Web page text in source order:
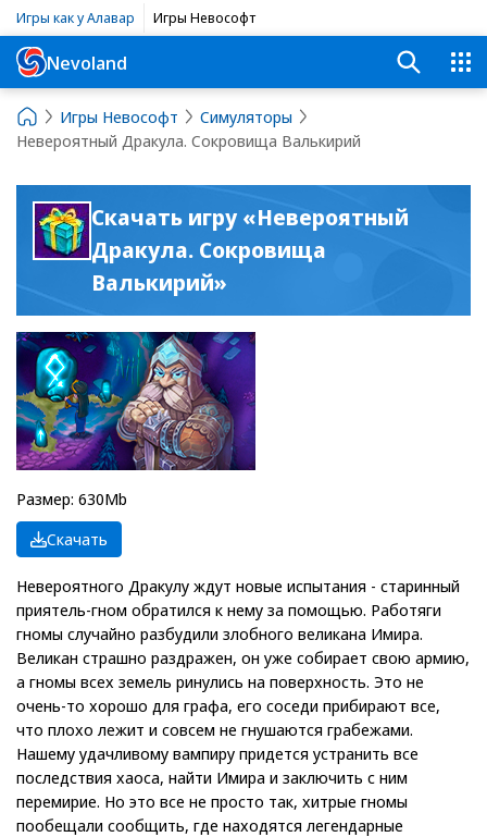
Игры как у Алавар Игры Невософт
Nevoland
Игры Невософт
Симуляторы
Невероятный Дракула. Сокровища Валькирий
Скачать игру «Невероятный
Дракула. Сокровища
Валькирий»
Размер: 630Mb
Скачать
Невероятного Дракулу ждут новые испытания - старинный
приятель-гном обратился к нему за помощью. Работяги
гномы случайно разбудили злобного великана Имира.
Великан страшно раздражен, он уже собирает свою армию,
а гномы всех земель ринулись на поверхность. Это не
очень-то хорошо для графа, его соседи прибирают все,
что плохо лежит и совсем не гнушаются грабежами.
Нашему удачливому вампиру придется устранить все
последствия хаоса, найти Имира и заключить с ним
перемирие. Но это все не просто так, хитрые гномы
пообещали сообщить, где находятся легендарные